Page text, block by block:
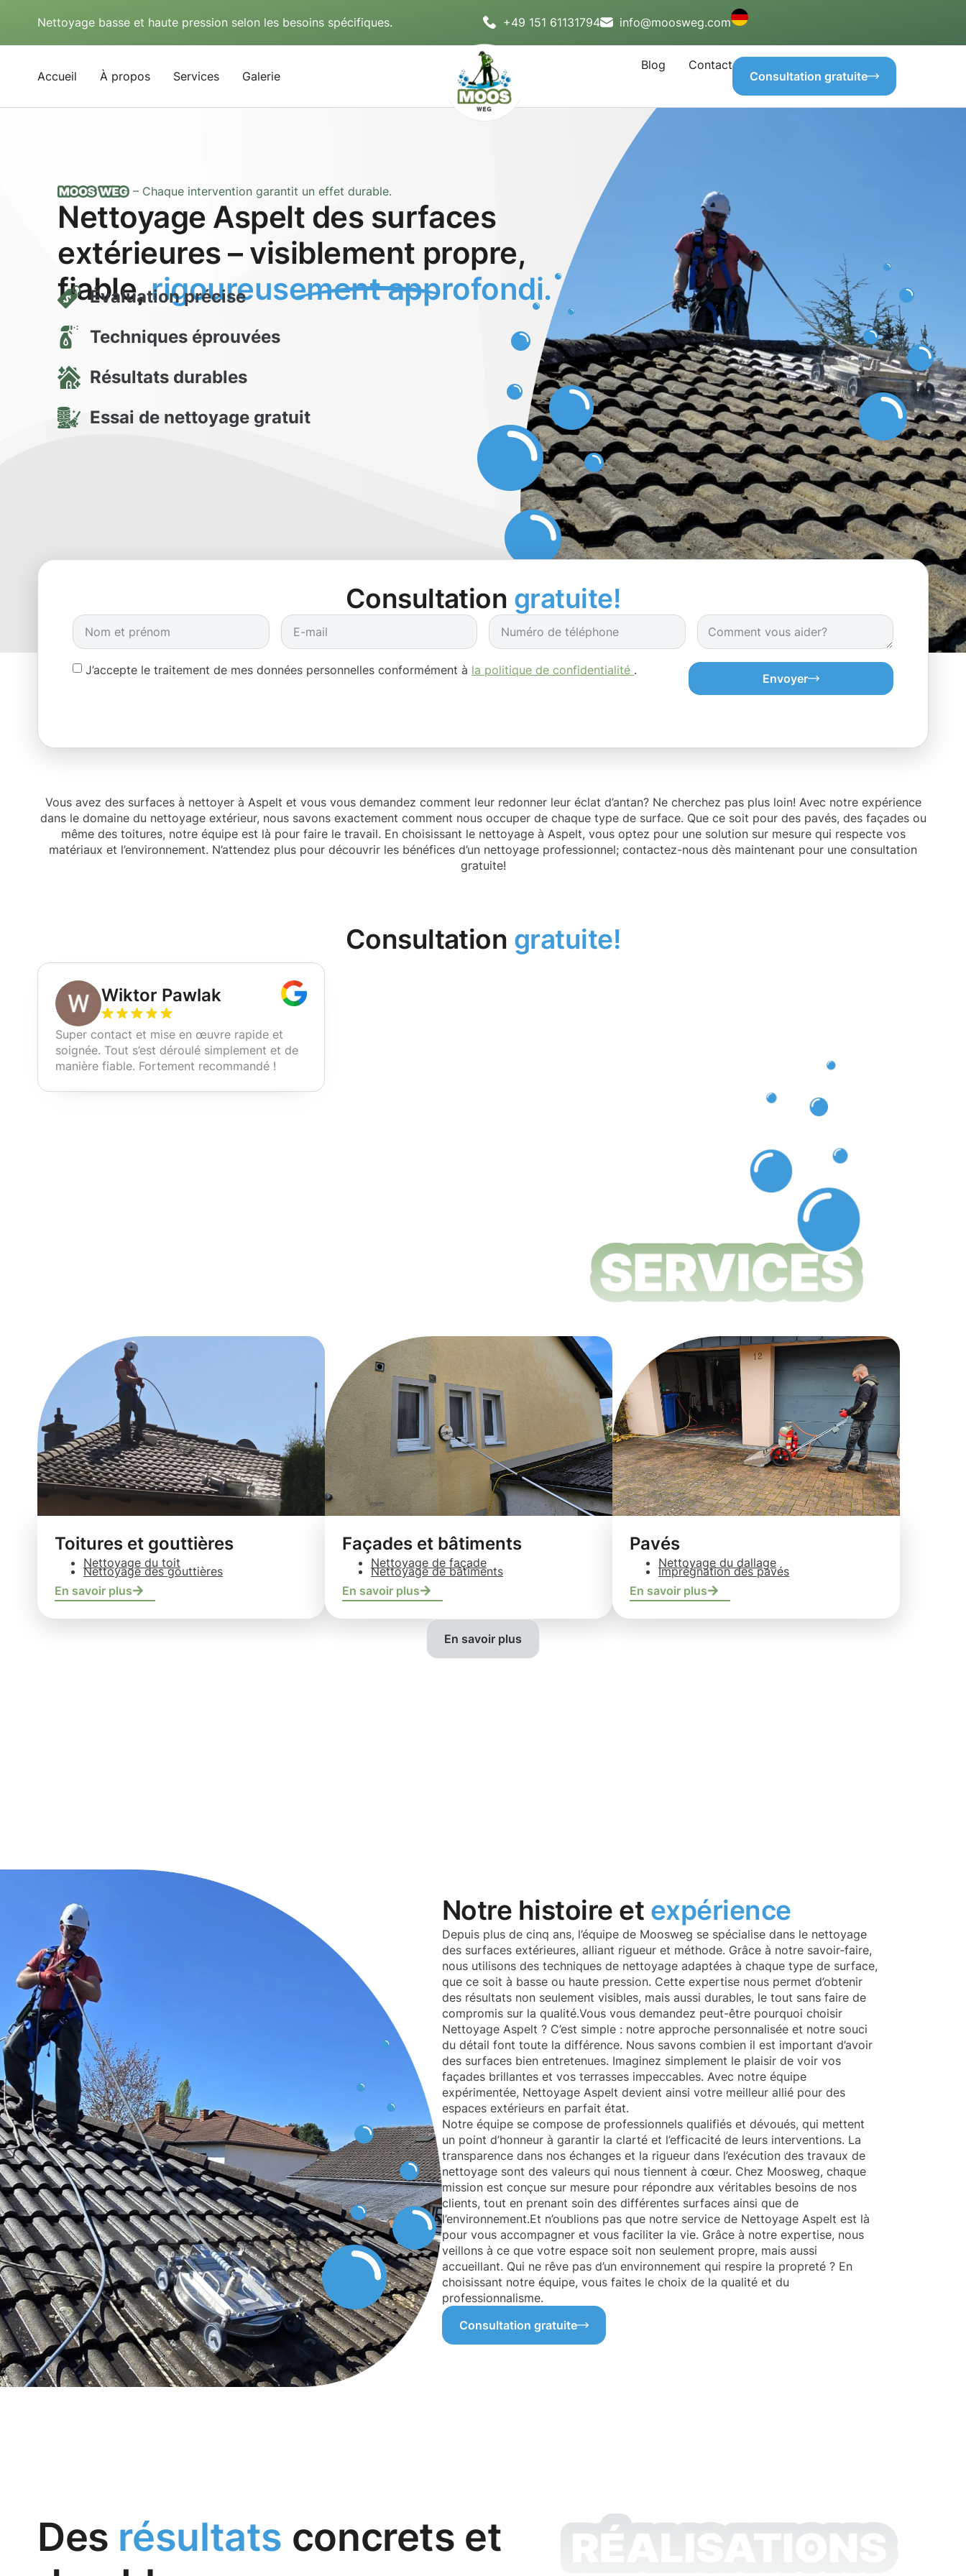
Nettoyage basse et haute pression selon les besoins spécifiques. +49 151 61131794 info@moosweg.com
Accueil À propos Services Galerie
Blog
Contact
Consultation gratuite
– Chaque intervention garantit un effet durable.
Nettoyage Aspelt des surfaces
extérieures – visiblement propre,
fiable,rigoureusement approfondi.
Évaluation précise
Techniques éprouvées
Résultats durables
Essai de nettoyage gratuit
Consultation gratuite!
J’accepte le traitement de mes données personnelles conformément à la politique de confidentialité .
Envoyer
Vous avez des surfaces à nettoyer à Aspelt et vous vous demandez comment leur redonner leur éclat d’antan? Ne cherchez pas plus loin! Avec notre expérience
dans le domaine du nettoyage extérieur, nous savons exactement comment nous occuper de chaque type de surface. Que ce soit pour des pavés, des façades ou
même des toitures, notre équipe est là pour faire le travail. En choisissant le nettoyage à Aspelt, vous optez pour une solution sur mesure qui respecte vos
matériaux et l’environnement. N’attendez plus pour découvrir les bénéfices d’un nettoyage professionnel; contactez-nous dès maintenant pour une consultation
gratuite!
Consultation gratuite!
Wiktor Pawlak
Super contact et mise en œuvre rapide et
soignée. Tout s’est déroulé simplement et de
manière fiable. Fortement recommandé !
Toitures et gouttières
Nettoyage du toit
Nettoyage des gouttières
En savoir plus
Façades et bâtiments
Nettoyage de façade
Nettoyage de bâtiments
En savoir plus
Pavés
Nettoyage du dallage
Imprégnation des pavés
En savoir plus
En savoir plus
Notre histoire et expérience
Depuis plus de cinq ans, l’équipe de Moosweg se spécialise dans le nettoyage
des surfaces extérieures, alliant rigueur et méthode. Grâce à notre savoir-faire,
nous utilisons des techniques de nettoyage adaptées à chaque type de surface,
que ce soit à basse ou haute pression. Cette expertise nous permet d’obtenir
des résultats non seulement visibles, mais aussi durables, le tout sans faire de
compromis sur la qualité.Vous vous demandez peut-être pourquoi choisir
Nettoyage Aspelt ? C’est simple : notre approche personnalisée et notre souci
du détail font toute la différence. Nous savons combien il est important d’avoir
des surfaces bien entretenues. Imaginez simplement le plaisir de voir vos
façades brillantes et vos terrasses impeccables. Avec notre équipe
expérimentée, Nettoyage Aspelt devient ainsi votre meilleur allié pour des
espaces extérieurs en parfait état.
Notre équipe se compose de professionnels qualifiés et dévoués, qui mettent
un point d’honneur à garantir la clarté et l’efficacité de leurs interventions. La
transparence dans nos échanges et la rigueur dans l’exécution des travaux de
nettoyage sont des valeurs qui nous tiennent à cœur. Chez Moosweg, chaque
mission est conçue sur mesure pour répondre aux véritables besoins de nos
clients, tout en prenant soin des différentes surfaces ainsi que de
l’environnement.Et n’oublions pas que notre service de Nettoyage Aspelt est là
pour vous accompagner et vous faciliter la vie. Grâce à notre expertise, nous
veillons à ce que votre espace soit non seulement propre, mais aussi
accueillant. Qui ne rêve pas d’un environnement qui respire la propreté ? En
choisissant notre équipe, vous faites le choix de la qualité et du
professionnalisme.
Consultation gratuite
Des résultats concrets et